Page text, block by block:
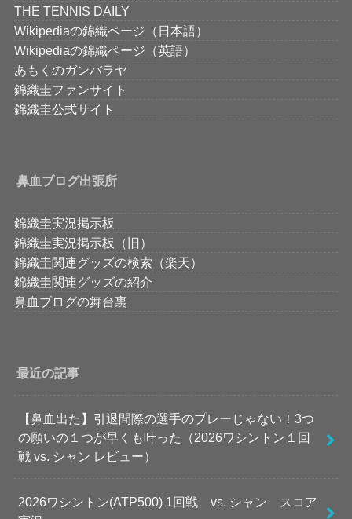
THE TENNIS DAILY
Wikipediaの錦織ページ（日本語）
Wikipediaの錦織ページ（英語）
あもくのガンバラヤ
錦織圭ファンサイト
錦織圭公式サイト
鼻血ブログ出張所
錦織圭実況掲示板
錦織圭実況掲示板（旧）
錦織圭関連グッズの検索（楽天）
錦織圭関連グッズの紹介
鼻血ブログの舞台裏
最近の記事
【鼻血出た】引退間際の選手のプレーじゃない！3つ
の願いの１つが早くも叶った（2026ワシントン１回
戦 vs. シャン レビュー）
2026ワシントン(ATP500) 1回戦 vs. シャン スコア